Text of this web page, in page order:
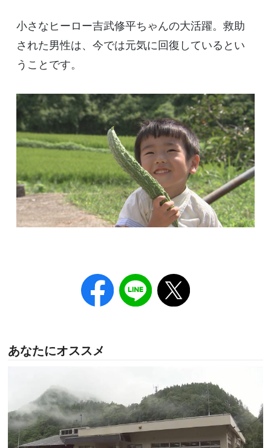
小さなヒーロー吉武修平ちゃんの大活躍。救助
された男性は、今では元気に回復しているとい
うことです。
あなたにオススメ